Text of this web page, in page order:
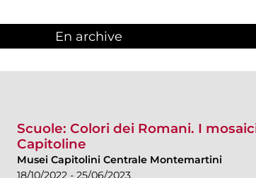
En archive
Scuole: Colori dei Romani. I
Capitoline
Musei Capitolini Centrale Montemartini
18/10/2022 - 25/06/2023